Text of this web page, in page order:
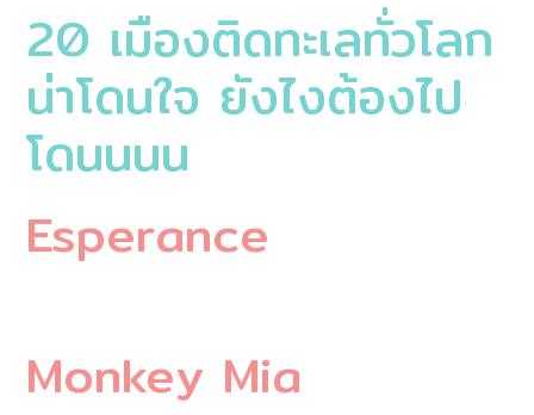
20 เมืองติดทะเลทั่วโลก
น่าโดนใจ ยังไงต้องไป
โดนนนน
Esperance
Monkey Mia